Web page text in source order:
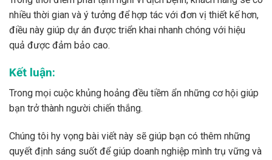
nhiều thời gian và ý tưởng để hợp tác với đơn vị thiết kế hơn,
điều này giúp dự án được triển khai nhanh chóng với hiệu
quả được đảm bảo cao.
Kết luận:
Trong mọi cuộc khủng hoảng đều tiềm ẩn những cơ hội giúp
bạn trở thành người chiến thắng.
Chúng tôi hy vọng bài viết này sẽ giúp bạn có thêm những
quyết định sáng suốt để giúp doanh nghiệp mình trụ vững và